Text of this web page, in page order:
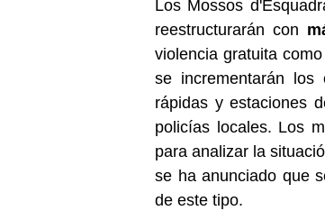
Los Mossos
reestructurarán con
violencia gratuita
se incrementarán
rápidas y estaciones
policías locales. Los
para analizar la
se ha anunciado que
de este tipo.